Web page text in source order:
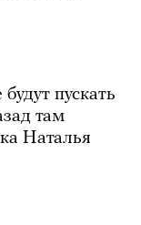
пускать
там
Наталья